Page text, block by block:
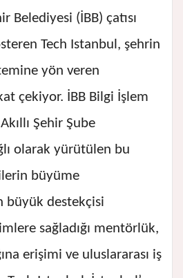
Belediyesi (İBB) çatısı
Tech Istanbul, şehrin
yön veren
çekiyor. İBB Bilgi İşlem
Şehir Şube
olarak yürütülen bu
büyüme
büyük destekçisi
sağladığı mentörlük,
erişimi ve uluslararası iş